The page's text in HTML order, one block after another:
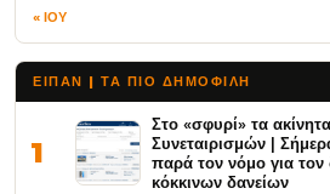
« ΙΟΥ
ΕΙΠΑΝ | ΤΑ ΠΙΟ ΔΗΜΟΦΙΛΉ
1
Στο «σφυρί» τα
Συνεταιρισμών |
παρά τον νόμο για τον
κόκκινων δανείων